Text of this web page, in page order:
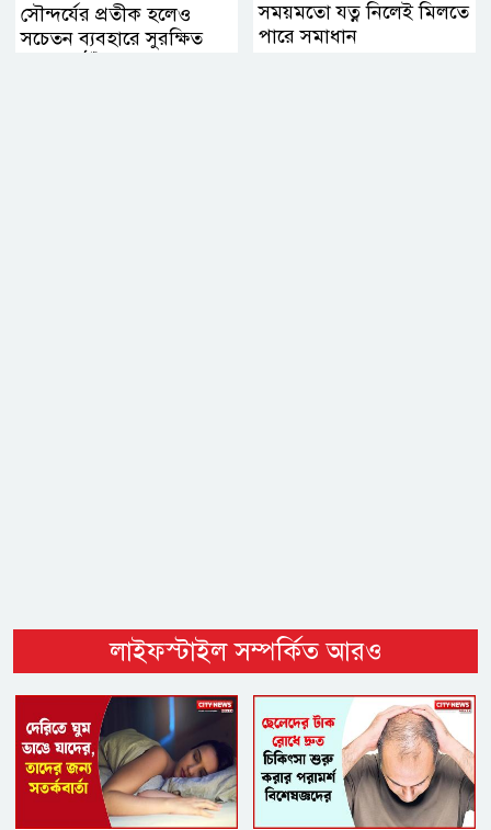
সৌন্দর্যের প্রতীক হলেও
সচেতন ব্যবহারে সুরক্ষিত
সময়মতো যত্ন নিলেই মিলতে
পারে সমাধান
লাইফস্টাইল সম্পর্কিত আরও